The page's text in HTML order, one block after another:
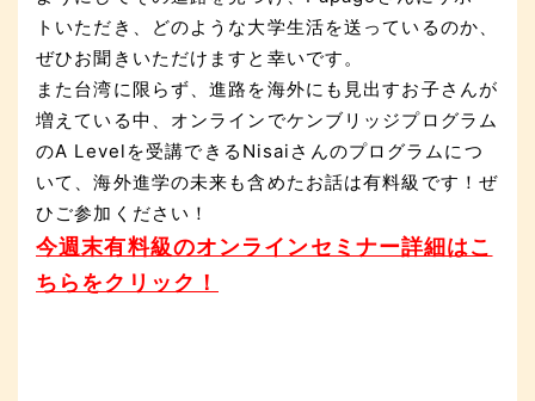
トいただき、どのような大学生活を送っているのか、
ぜひお聞きいただけますと幸いです。
また台湾に限らず、進路を海外にも見出すお子さんが
増えている中、オンラインでケンブリッジプログラム
のA Levelを受講できるNisaiさんのプログラムにつ
いて、海外進学の未来も含めたお話は有料級です！ぜ
ひご参加ください！
今週末有料級のオンラインセミナー詳細はこ
ちらをクリック！